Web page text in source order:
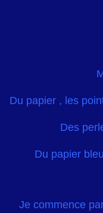
Du papier , les
Des
Du papier
Je commence